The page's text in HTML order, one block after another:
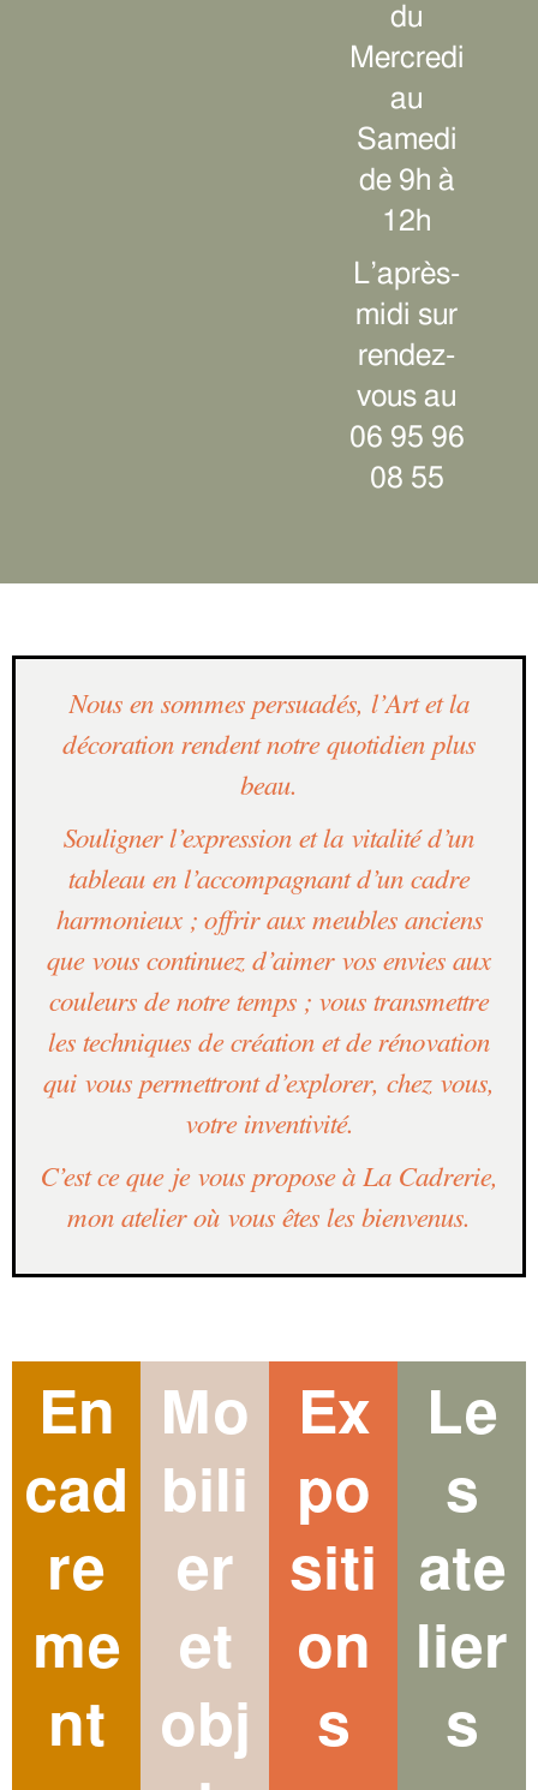
du
Mercredi
au
Samedi
de 9h à
12h
L’après-
midi sur
rendez-
vous au
06 95 96
08 55
Nous en sommes persuadés, l’Art et la
décoration rendent notre quotidien plus
beau.
Souligner l’expression et la vitalité d’un
tableau en l’accompagnant d’un cadre
harmonieux ; offrir aux meubles anciens
que vous continuez d’aimer vos envies aux
couleurs de notre temps ; vous transmettre
les techniques de création et de rénovation
qui vous permettront d’explorer, chez vous,
votre inventivité.
C’est ce que je vous propose à La Cadrerie,
mon atelier où vous êtes les bienvenus.
En
cad
re
me
nt
Mo
bili
er
et
obj
Ex
po
siti
on
s
Le
s
ate
lier
s